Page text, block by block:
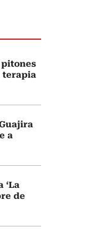
pitones
terapia
a
‘La
de